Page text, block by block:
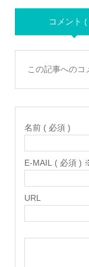
コメント (
この記事へのコ
名前 ( 必須 )
E-MAIL ( 必須 )
URL